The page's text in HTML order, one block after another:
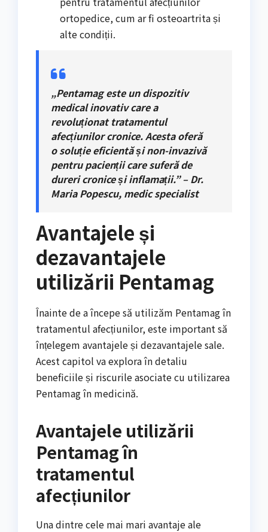
ortopedice, cum ar fi osteoartrita și
alte condiții.
„Pentamag este un dispozitiv
medical inovativ care a
revoluționat tratamentul
afecțiunilor cronice. Acesta oferă
o soluție eficientă și non-invazivă
pentru pacienții care suferă de
dureri cronice și inflamații.” – Dr.
Maria Popescu, medic specialist
Avantajele și
dezavantajele
utilizării Pentamag
Înainte de a începe să utilizăm Pentamag în
tratamentul afecțiunilor, este important să
înțelegem avantajele și dezavantajele sale.
Acest capitol va explora în detaliu
beneficiile și riscurile asociate cu utilizarea
Pentamag în medicină.
Avantajele utilizării
Pentamag în
tratamentul
afecțiunilor
Una dintre cele mai mari avantaje ale